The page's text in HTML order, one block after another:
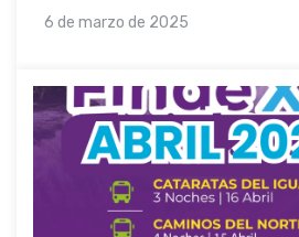
6 de marzo de 2025